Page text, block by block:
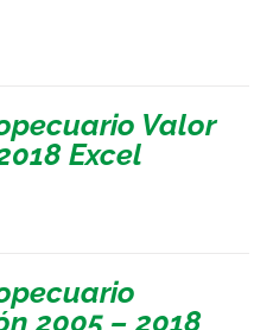
Valor
Excel
2005 – 2018